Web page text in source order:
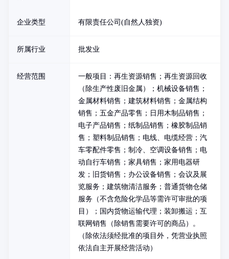
企业类型 有限责任公司(自然人独资)
所属行业 批发业
经营范围
一般项目：再生资源销售；再生资源回收
（除生产性废旧金属）；机械设备销售；
金属材料销售；建筑材料销售；金属结构
销售；五金产品零售；日用木制品销售；
电子产品销售；纸制品销售；橡胶制品销
售；塑料制品销售；电线、电缆经营；汽
车零配件零售；制冷、空调设备销售；电
动自行车销售；家具销售；家用电器研
发；旧货销售；办公设备销售；会议及展
览服务；建筑物清洁服务；普通货物仓储
服务（不含危险化学品等需许可审批的项
目）；国内货物运输代理；装卸搬运；互
联网销售（除销售需要许可的商品）。
（除依法须经批准的项目外，凭营业执照
依法自主开展经营活动）